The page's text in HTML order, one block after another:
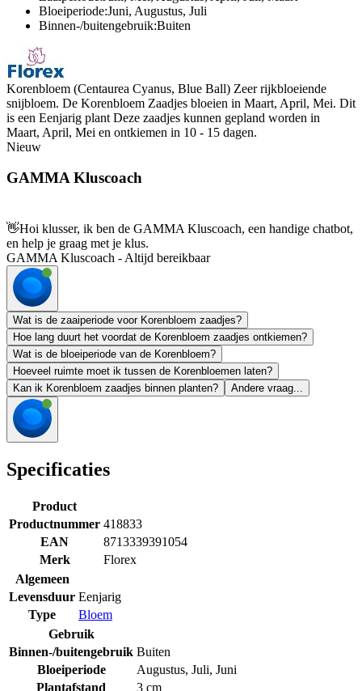
Bloeiperiode:Juni, Augustus, Juli
Binnen-/buitengebruik:Buiten
Korenbloem (Centaurea Cyanus, Blue Ball) Zeer rijkbloeiende
snijbloem. De Korenbloem Zaadjes bloeien in Maart, April, Mei. Dit
is een Eenjarig plant Deze zaadjes kunnen gepland worden in
Maart, April, Mei en ontkiemen in 10 - 15 dagen.
Nieuw
GAMMA Kluscoach
👋Hoi klusser, ik ben de GAMMA Kluscoach, een handige chatbot,
en help je graag met je klus.
GAMMA Kluscoach - Altijd bereikbaar
Wat is de zaaiperiode voor Korenbloem zaadjes?
Hoe lang duurt het voordat de Korenbloem zaadjes ontkiemen?
Wat is de bloeiperiode van de Korenbloem?
Hoeveel ruimte moet ik tussen de Korenbloemen laten?
Kan ik Korenbloem zaadjes binnen planten?
Andere vraag...
Specificaties
Product
Productnummer 418833
EAN
8713339391054
Merk
Florex
Algemeen
Levensduur Eenjarig
Type
Bloem
Gebruik
Binnen-/buitengebruik Buiten
Bloeiperiode
Augustus, Juli, Juni
Plantafstand
3 cm